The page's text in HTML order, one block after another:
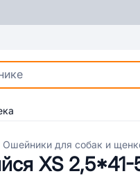
Ошейники для собак и
XS